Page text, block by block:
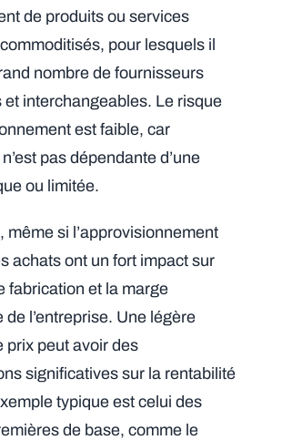
de produits ou services
pour lesquels il
nombre de fournisseurs
et interchangeables. Le risque
est faible, car
pas dépendante d’une
ou limitée.
même si l’approvisionnement
achats ont un fort impact sur
fabrication et la marge
de l’entreprise. Une légère
prix peut avoir des
significatives sur la rentabilité
typique est celui des
de base, comme le